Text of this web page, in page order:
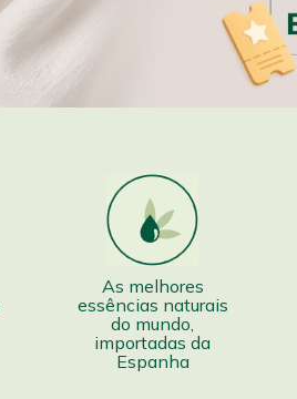
As melhores
essências naturais
do mundo,
importadas da
Espanha